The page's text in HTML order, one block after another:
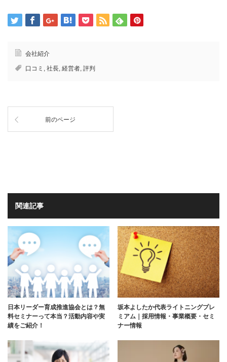
ま
す)
会社紹介
口コミ 社長 経営者 評判
前のページ
関連記事
日本リーダー育成推進協会とは？無
料セミナーって本当？活動内容や実
績をご紹介！
坂本よしたか代表ライトニングプレ
ミアム｜採用情報・事業概要・セミ
ナー情報